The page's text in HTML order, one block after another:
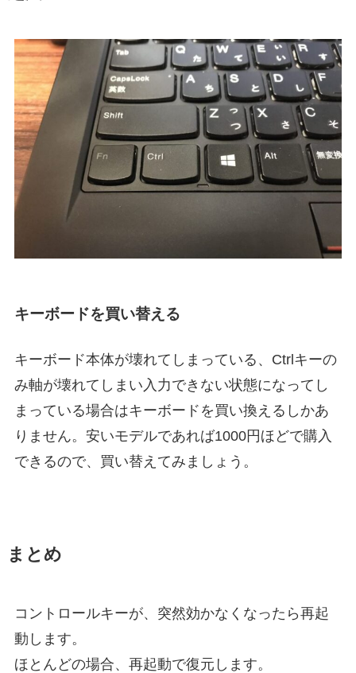
キーボードを買い替える
キーボード本体が壊れてしまっている、Ctrlキーの
み軸が壊れてしまい入力できない状態になってし
まっている場合はキーボードを買い換えるしかあ
りません。安いモデルであれば1000円ほどで購入
できるので、買い替えてみましょう。
まとめ
コントロールキーが、突然効かなくなったら再起
動します。
ほとんどの場合、再起動で復元します。